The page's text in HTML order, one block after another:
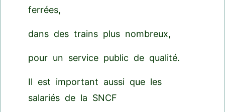
ferrées,
dans des trains plus nombreux,
pour un service public de qualité.
Il est important aussi que les
salariés de la SNCF